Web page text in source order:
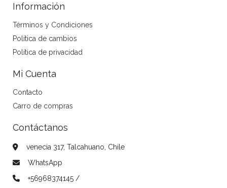
Información
Términos y Condiciones
Política de cambios
Política de privacidad
Mi Cuenta
Contacto
Carro de compras
Contáctanos
venecia 317, Talcahuano, Chile
WhatsApp
+56968374145 /